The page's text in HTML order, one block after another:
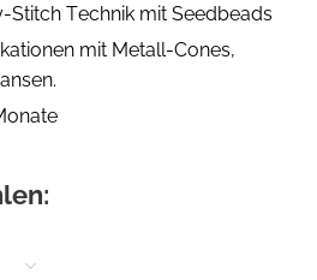
Stitch Technik mit Seedbeads
mit Metall-Cones,